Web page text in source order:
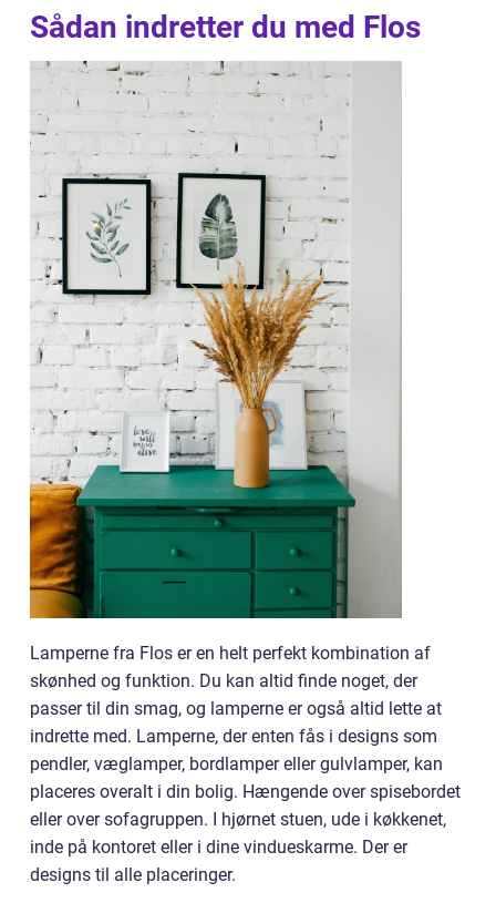
Sådan indretter du med Flos
Lamperne fra Flos er en helt perfekt kombination af
skønhed og funktion. Du kan altid finde noget, der
passer til din smag, og lamperne er også altid lette at
indrette med. Lamperne, der enten fås i designs som
pendler, væglamper, bordlamper eller gulvlamper, kan
placeres overalt i din bolig. Hængende over spisebordet
eller over sofagruppen. I hjørnet stuen, ude i køkkenet,
inde på kontoret eller i dine vindueskarme. Der er
designs til alle placeringer.